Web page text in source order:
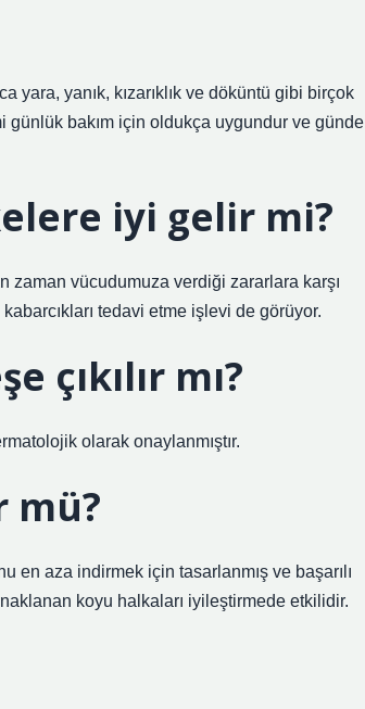
yanık, kızarıklık ve döküntü gibi birçok
günlük bakım için oldukça uygundur ve günde
iyi gelir mi?
zaman vücudumuza verdiği zararlara karşı
tedavi etme işlevi de görüyor.
çıkılır mı?
olarak onaylanmıştır.
mü?
aza indirmek için tasarlanmış ve başarılı
koyu halkaları iyileştirmede etkilidir.